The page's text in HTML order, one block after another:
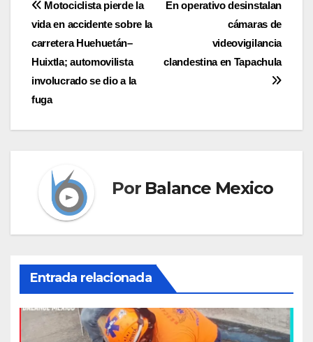
Navegación
de
entradas
En operativo desinstalan
cámaras de
videovigilancia
clandestina en Tapachula
Motociclista pierde la
vida en accidente sobre la
carretera Huehuetán–
Huixtla; automovilista
involucrado se dio a la
fuga
Por Balance Mexico
Entrada relacionada